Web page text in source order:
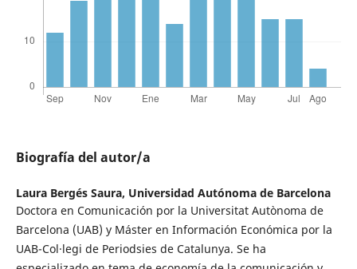
Biografía del autor/a
Laura Bergés Saura, Universidad Autónoma de Barcelona
Doctora en Comunicación por la Universitat Autònoma de
Barcelona (UAB) y Máster en Información Económica por la
UAB-Col·legi de Periodsies de Catalunya. Se ha